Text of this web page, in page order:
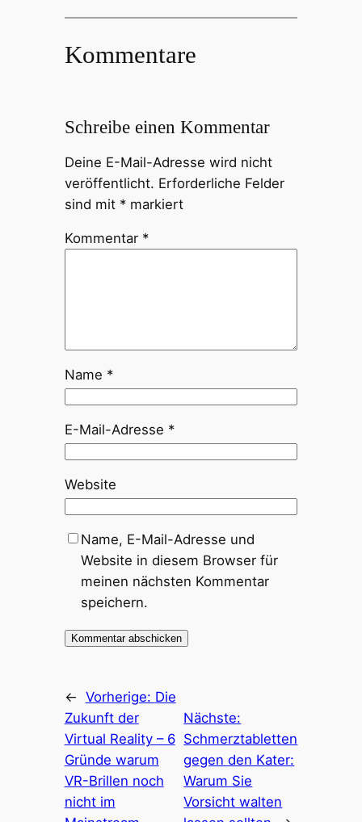
Kommentare
Schreibe einen Kommentar
Deine E-Mail-Adresse wird nicht
veröffentlicht. Erforderliche Felder
sind mit *markiert
Kommentar *
Name *
E-Mail-Adresse *
Website
Name, E-Mail-Adresse und
Website in diesem Browser für
meinen nächsten Kommentar
speichern.
← Vorherige: Die
Zukunft der
Virtual Reality – 6
Gründe warum
VR-Brillen noch
nicht im
Nächste:
Schmerztabletten
gegen den Kater:
Warum Sie
Vorsicht walten